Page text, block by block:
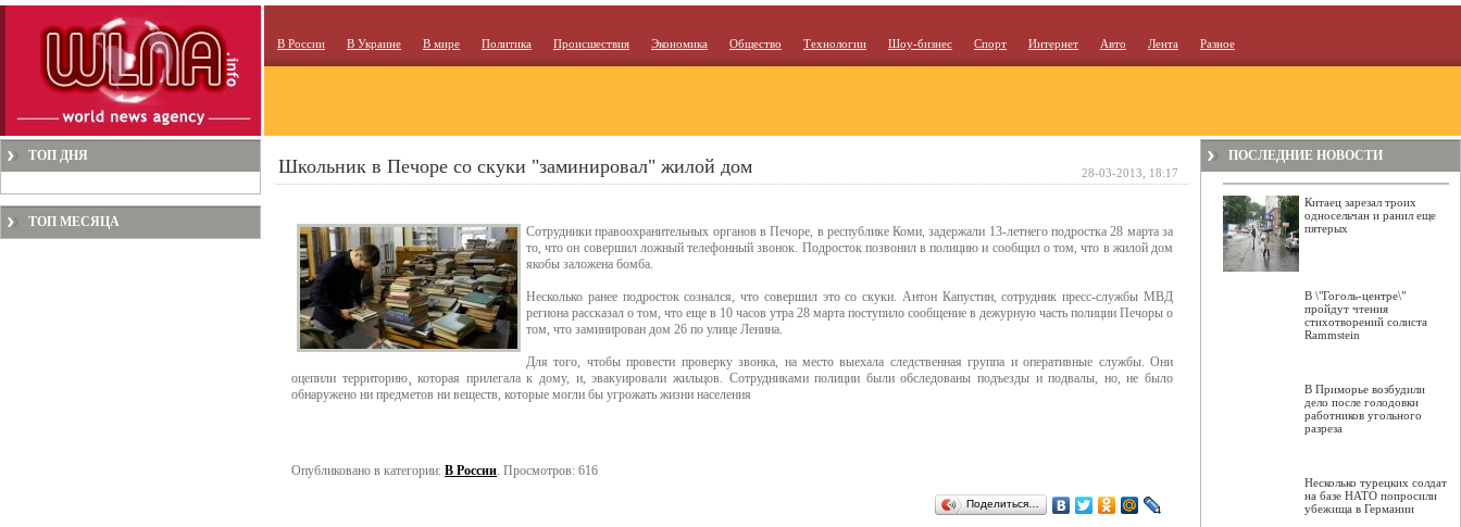
В России В Украине В мире Политика Происшествия Экономика Общество Технологии Шоу-бизнес Спорт Интернет Авто Лента Разное
ТОП ДНЯ
ТОП МЕСЯЦА
Школьник в Печоре со скуки "заминировал" жилой дом
Сотрудники правоохранительных органов в Печоре, в республике Коми, задержали 13-летнего подростка 28 марта за
то, что он совершил ложный телефонный звонок. Подросток позвонил в полицию и сообщил о том, что в жилой дом
якобы заложена бомба.
Несколько ранее подросток сознался, что совершил это со скуки. Антон Капустин, сотрудник пресс-службы МВД
региона рассказал о том, что еще в 10 часов утра 28 марта поступило сообщение в дежурную часть полиции Печоры о
том, что заминирован дом 26 по улице Ленина.
Для того, чтобы провести проверку звонка, на место выехала следственная группа и оперативные службы. Они
оцепили территорию¸ которая прилегала к дому, и, эвакуировали жильцов. Сотрудниками полиции были обследованы подъезды и подвалы, но, не было
обнаружено ни предметов ни веществ, которые могли бы угрожать жизни населения
Опубликовано в категории: В России. Просмотров: 616
Поделиться…
28-03-2013, 18:17
ПОСЛЕДНИЕ НОВОСТИ
Китаец зарезал троих
односельчан и ранил еще
пятерых
В \"Гоголь-центре\"
пройдут чтения
стихотворений солиста
Rammstein
В Приморье возбудили
дело после голодовки
работников угольного
разреза
Несколько турецких солдат
на базе НАТО попросили
убежища в Германии